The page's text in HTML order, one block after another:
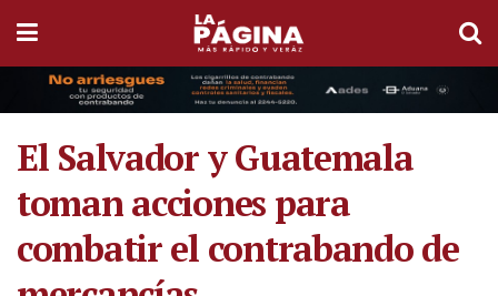
El Salvador y Guatemala
toman acciones para
combatir el contrabando de